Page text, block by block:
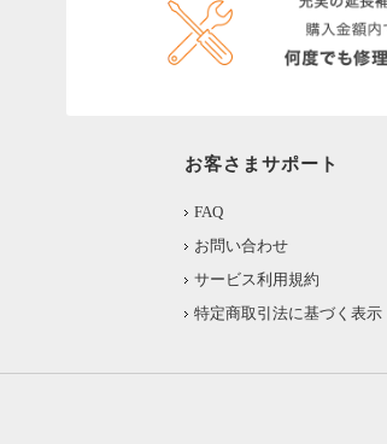
お客さまサポート
FAQ
お問い合わせ
サービス利用規約
特定商取引法に基づく表示